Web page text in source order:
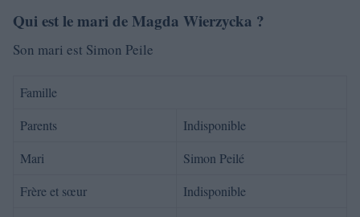
Qui est le mari de Magda Wierzycka ?
Son mari est Simon Peile
Famille
Parents
Indisponible
Mari
Simon Peilé
Frère et sœur
Indisponible